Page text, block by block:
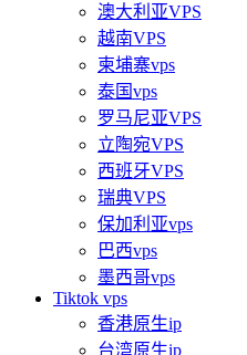
澳大利亚VPS
越南VPS
柬埔寨vps
泰国vps
罗马尼亚VPS
立陶宛VPS
西班牙VPS
瑞典VPS
保加利亚vps
巴西vps
墨西哥vps
Tiktok vps
香港原生ip
台湾原生ip